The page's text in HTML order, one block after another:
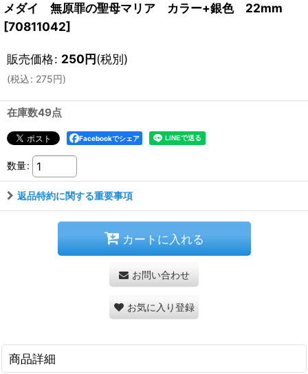
メダイ 無原罪の聖母マリア カラー+銀色 22mm
[70811042]
販売価格: 250円(税別)
(税込: 275円)
在庫数49点
Facebookでシェア
数量:
返品特約に関する重要事項
カートに入れる
お問い合わせ
お気に入り登録
商品詳細